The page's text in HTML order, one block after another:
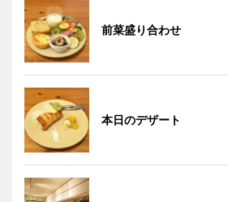
前菜盛り合わせ
本日のデザート